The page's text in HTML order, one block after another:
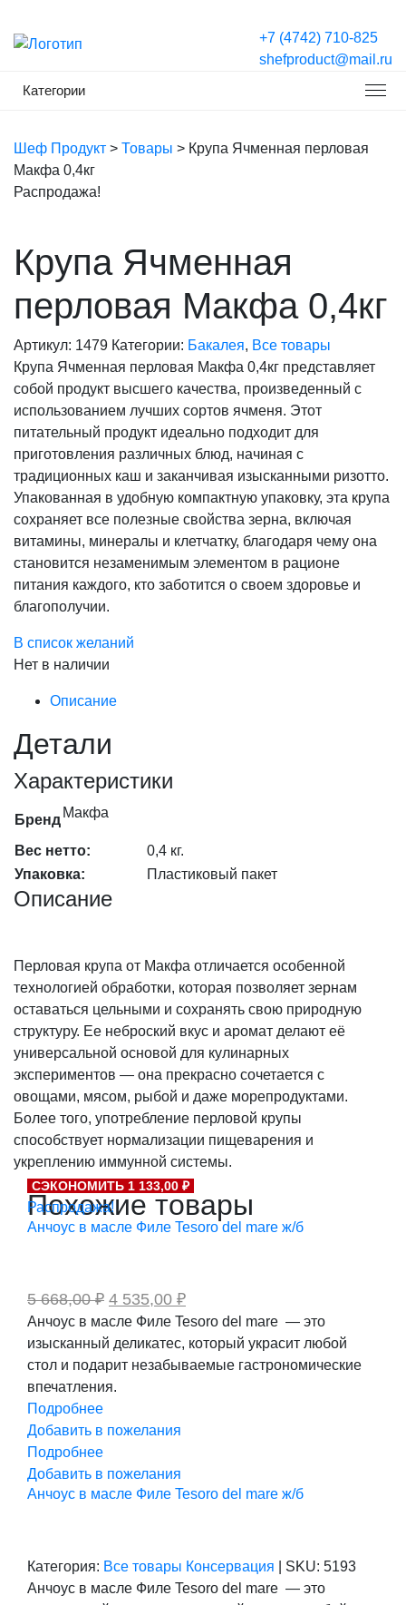
+7 (4742) 710-825
shefproduct@mail.ru
Категории
Шеф Продукт > Товары > Крупа Ячменная перловая
Макфа 0,4кг
Распродажа!
Крупа Ячменная
перловая Макфа 0,4кг
Артикул: 1479 Категории: Бакалея, Все товары
Крупа Ячменная перловая Макфа 0,4кг представляет
собой продукт высшего качества, произведенный с
использованием лучших сортов ячменя. Этот
питательный продукт идеально подходит для
приготовления различных блюд, начиная с
традиционных каш и заканчивая изысканными ризотто.
Упакованная в удобную компактную упаковку, эта крупа
сохраняет все полезные свойства зерна, включая
витамины, минералы и клетчатку, благодаря чему она
становится незаменимым элементом в рационе
питания каждого, кто заботится о своем здоровье и
благополучии.
В список желаний
Нет в наличии
Описание
Детали
Характеристики
Бренд Макфа
Вес нетто:
0,4 кг.
Упаковка:
Пластиковый пакет
Описание
Перловая крупа от Макфа отличается особенной
технологией обработки, которая позволяет зернам
оставаться цельными и сохранять свою природную
структуру. Ее неброский вкус и аромат делают её
универсальной основой для кулинарных
экспериментов — она прекрасно сочетается с
овощами, мясом, рыбой и даже морепродуктами.
Более того, употребление перловой крупы
способствует нормализации пищеварения и
укреплению иммунной системы.
Похожие товары
СЭКОНОМИТЬ 1 133,00 ₽
Распродажа!
Анчоус в масле Филе Tesoro del mare ж/б
5 668,00₽ Первоначальная
цена
составляла
5
668,00 ₽.
4 535,00 ₽Текущая
цена:
4
535,00 ₽.
Анчоус в масле Филе Tesoro del mare — это
изысканный деликатес, который украсит любой
стол и подарит незабываемые гастрономические
впечатления.
Подробнее
Добавить в пожелания
Подробнее
Добавить в пожелания
Анчоус в масле Филе Tesoro del mare ж/б
Категория: Все товары Консервация SKU: 5193
Анчоус в масле Филе Tesoro del mare — это